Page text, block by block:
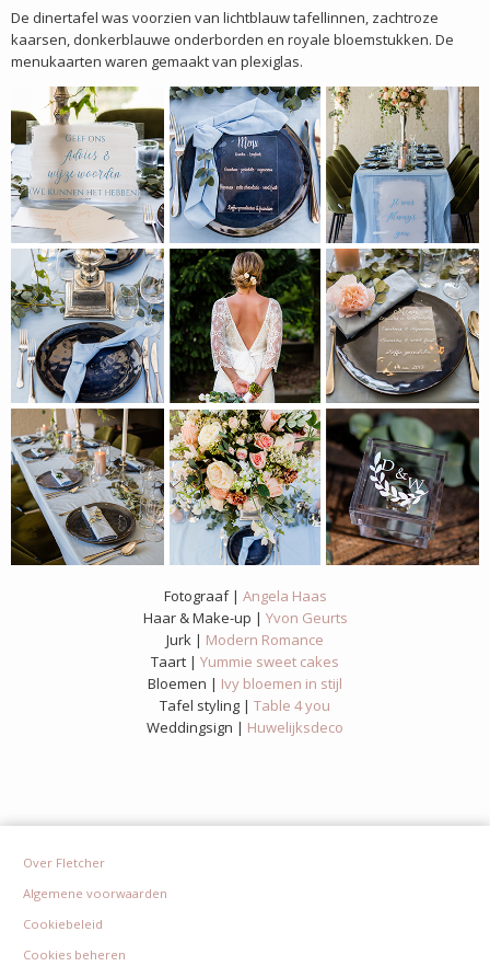
De dinertafel was voorzien van lichtblauw tafellinnen, zachtroze
kaarsen, donkerblauwe onderborden en royale bloemstukken. De
menukaarten waren gemaakt van plexiglas.
Fotograaf | Angela Haas
Haar & Make-up | Yvon Geurts
Jurk | Modern Romance
Taart | Yummie sweet cakes
Bloemen | Ivy bloemen in stijl
Tafel styling | Table 4 you
Weddingsign | Huwelijksdeco
Over Fletcher
Algemene voorwaarden
Cookiebeleid
Cookies beheren